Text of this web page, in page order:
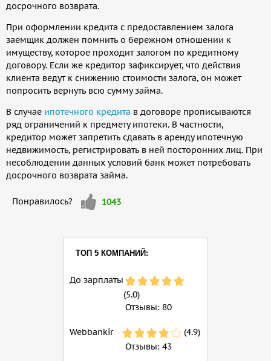
досрочного возврата.
При оформлении кредита с предоставлением залога
заемщик должен помнить о бережном отношении к
имуществу, которое проходит залогом по кредитному
договору. Если же кредитор зафиксирует, что действия
клиента ведут к снижению стоимости залога, он может
попросить вернуть всю сумму займа.
В случае ипотечного кредита в договоре прописываются
ряд ограничений к предмету ипотеки. В частности,
кредитор может запретить сдавать в аренду ипотечную
недвижимость, регистрировать в ней посторонних лиц. При
несоблюдении данных условий банк может потребовать
досрочного возврата займа.
Понравилось?
Мне
нравится
1043
ТОП 5 КОМПАНИЙ:
До зарплаты
(5.0)
Отзывы: 80
Webbankir
(4.9)
Отзывы: 43